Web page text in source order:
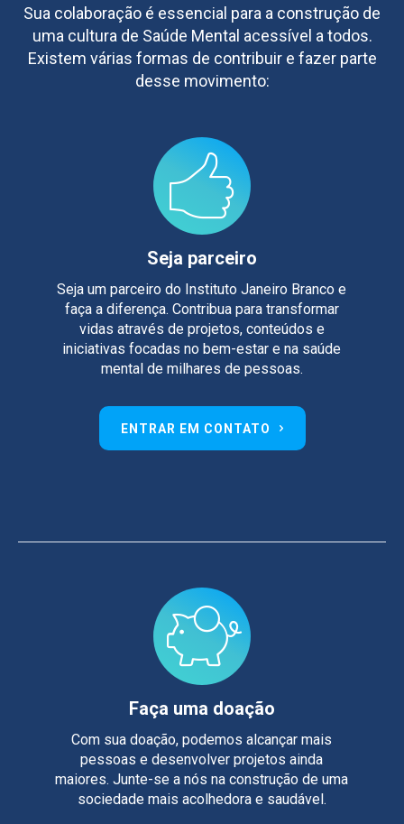
Sua colaboração é essencial para a construção de
uma cultura de Saúde Mental acessível a todos.
Existem várias formas de contribuir e fazer parte
desse movimento:
Seja parceiro
Seja um parceiro do Instituto Janeiro Branco e
faça a diferença. Contribua para transformar
vidas através de projetos, conteúdos e
iniciativas focadas no bem-estar e na saúde
mental de milhares de pessoas.
ENTRAR EM CONTATO
Faça uma doação
Com sua doação, podemos alcançar mais
pessoas e desenvolver projetos ainda
maiores. Junte-se a nós na construção de uma
sociedade mais acolhedora e saudável.